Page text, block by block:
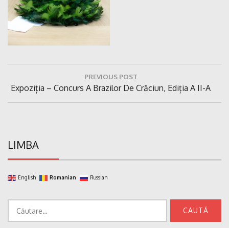
articole
PREVIOUS POST
Previous
Post:
Expoziția – Concurs A Brazilor De Crăciun, Ediția A II-A
LIMBA
English Romanian Russian